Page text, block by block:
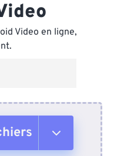
Video en ligne,